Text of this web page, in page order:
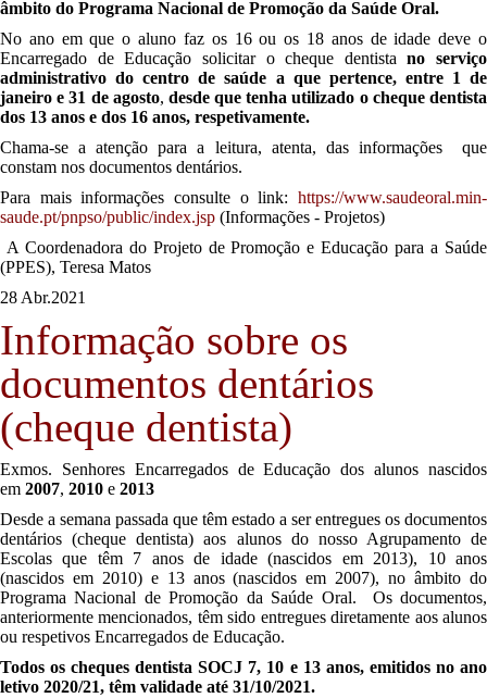
âmbito do Programa Nacional de Promoção da Saúde Oral.
No ano em que o aluno faz os 16 ou os 18 anos de idade deve o
Encarregado de Educação solicitar o cheque dentistano serviço
administrativo do centro de saúde a que pertence,entre 1 de
janeiro e 31 de agosto, desde que tenha utilizado o cheque dentista
dos 13 anos e dos 16 anos, respetivamente.
Chama-se a atenção para a leitura, atenta, das informações que
constam nos documentos dentários.
Para mais informações consulte o link: https://www.saudeoral.min-
saude.pt/pnpso/public/index.jsp (Informações - Projetos)
A Coordenadora do Projeto de Promoção e Educação para a Saúde
(PPES), Teresa Matos
28 Abr.2021
Informação sobre os
documentos dentários
(cheque dentista)
Exmos. Senhores Encarregados de Educação dos alunos nascidos
em 2007, 2010 e 2013
Desde a semana passada que têm estado a ser entregues os documentos
dentários (cheque dentista) aos alunos do nosso Agrupamento de
Escolas que têm 7 anos de idade (nascidos em 2013), 10 anos
(nascidos em 2010) e 13 anos (nascidos em 2007), no âmbito do
Programa Nacional de Promoção da Saúde Oral. Os documentos,
anteriormente mencionados, têm sido entregues diretamente aos alunos
ou respetivos Encarregados de Educação.
Todos os cheques dentista SOCJ 7, 10 e 13 anos,emitidos no ano
letivo 2020/21, têm validade até 31/10/2021.